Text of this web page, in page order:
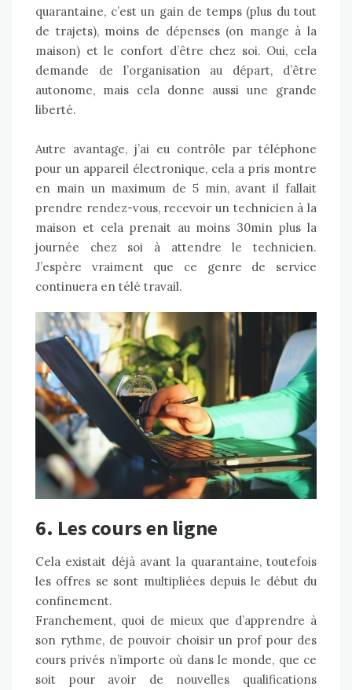
quarantaine, c’est un gain de temps (plus du tout
de trajets), moins de dépenses (on mange à la
maison) et le confort d’être chez soi. Oui, cela
demande de l’organisation au départ, d’être
autonome, mais cela donne aussi une grande
liberté.
Autre avantage, j’ai eu contrôle par téléphone
pour un appareil électronique, cela a pris montre
en main un maximum de 5 min, avant il fallait
prendre rendez-vous, recevoir un technicien à la
maison et cela prenait au moins 30min plus la
journée chez soi à attendre le technicien.
J’espère vraiment que ce genre de service
continuera en télé travail.
6. Les cours en ligne
Cela existait déjà avant la quarantaine, toutefois
les offres se sont multipliées depuis le début du
confinement.
Franchement, quoi de mieux que d’apprendre à
son rythme, de pouvoir choisir un prof pour des
cours privés n’importe où dans le monde, que ce
soit pour avoir de nouvelles qualifications